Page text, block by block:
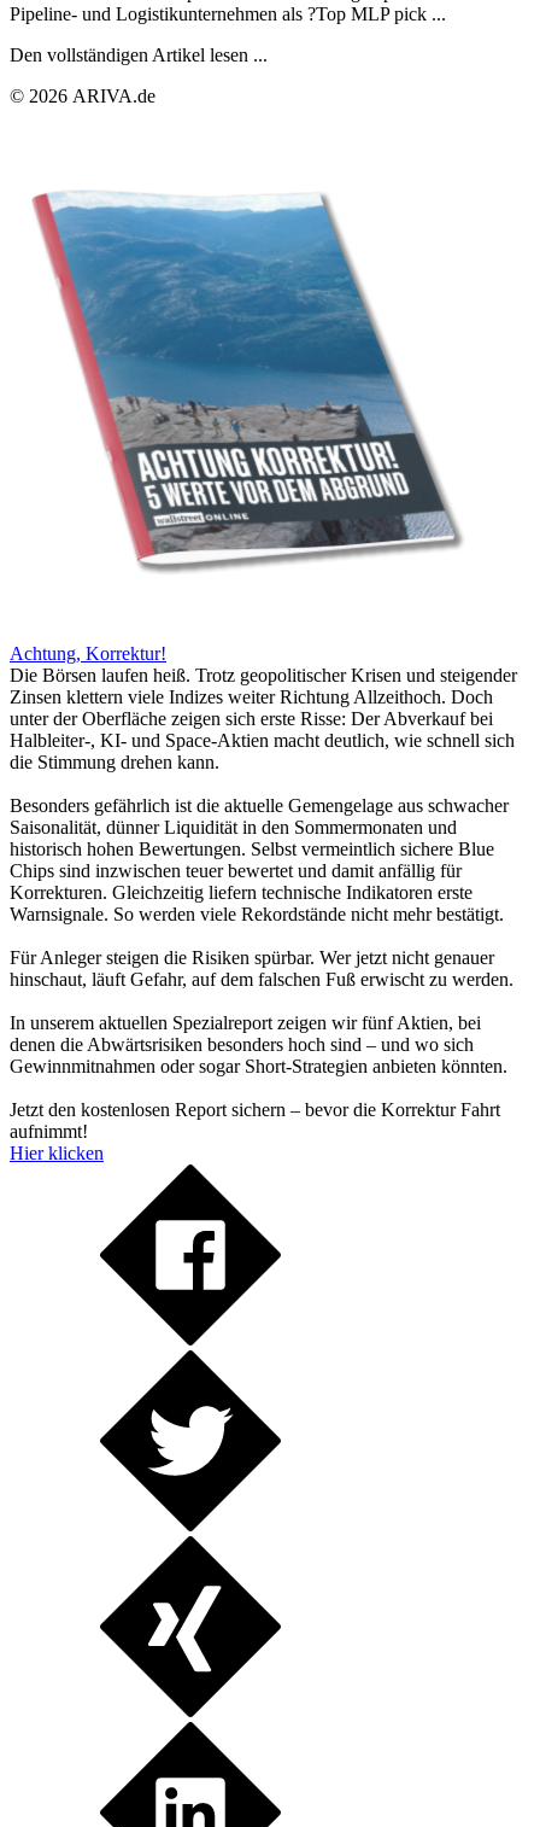
Pipeline- und Logistikunternehmen als ?Top MLP pick ...
Den vollständigen Artikel lesen ...
© 2026 ARIVA.de
Achtung, Korrektur!
Die Börsen laufen heiß. Trotz geopolitischer Krisen und steigender
Zinsen klettern viele Indizes weiter Richtung Allzeithoch. Doch
unter der Oberfläche zeigen sich erste Risse: Der Abverkauf bei
Halbleiter-, KI- und Space-Aktien macht deutlich, wie schnell sich
die Stimmung drehen kann.
Besonders gefährlich ist die aktuelle Gemengelage aus schwacher
Saisonalität, dünner Liquidität in den Sommermonaten und
historisch hohen Bewertungen. Selbst vermeintlich sichere Blue
Chips sind inzwischen teuer bewertet und damit anfällig für
Korrekturen. Gleichzeitig liefern technische Indikatoren erste
Warnsignale. So werden viele Rekordstände nicht mehr bestätigt.
Für Anleger steigen die Risiken spürbar. Wer jetzt nicht genauer
hinschaut, läuft Gefahr, auf dem falschen Fuß erwischt zu werden.
In unserem aktuellen Spezialreport zeigen wir fünf Aktien, bei
denen die Abwärtsrisiken besonders hoch sind – und wo sich
Gewinnmitnahmen oder sogar Short-Strategien anbieten könnten.
Jetzt den kostenlosen Report sichern – bevor die Korrektur Fahrt
aufnimmt!
Hier klicken